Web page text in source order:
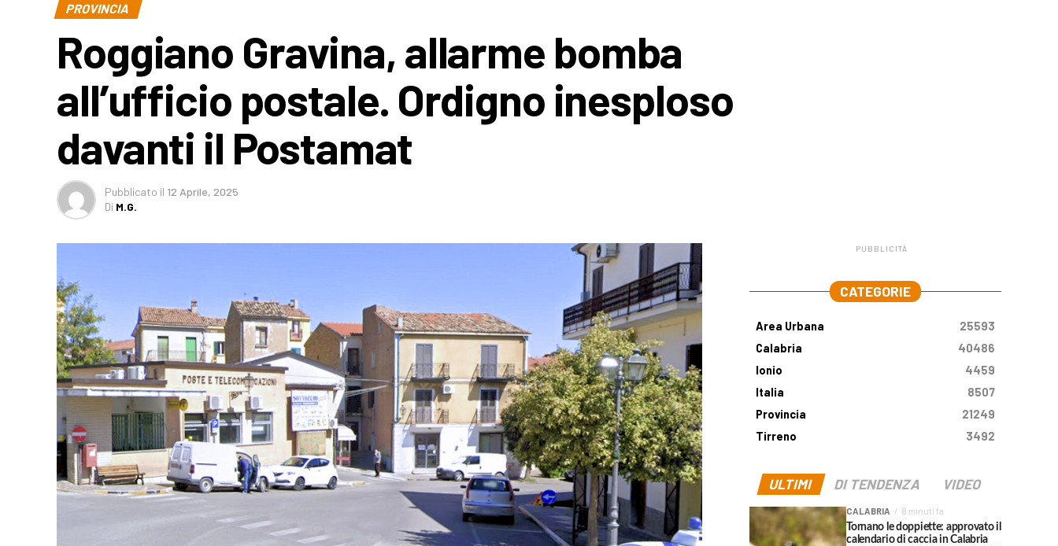
PROVINCIA
Roggiano Gravina, allarme bomba
all’ufficio postale. Ordigno inesploso
davanti il Postamat
Pubblicato il 12 Aprile, 2025
Di M.G.
PUBBLICITÀ
CATEGORIE
Area Urbana
25593
Calabria
40486
Ionio
4459
Italia
8507
Provincia
21249
Tirreno
3492
ULTIMI DI TENDENZA VIDEO
CALABRIA 8 minuti fa
Tornano le doppiette: approvato il
calendario di caccia in Calabria